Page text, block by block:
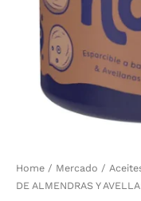
Home / Mercado /
DE ALMENDRAS Y